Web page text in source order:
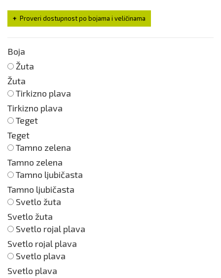
Proveri dostupnost po bojama i veličinama
Boja
Žuta
Žuta
Tirkizno plava
Tirkizno plava
Teget
Teget
Tamno zelena
Tamno zelena
Tamno ljubičasta
Tamno ljubičasta
Svetlo žuta
Svetlo žuta
Svetlo rojal plava
Svetlo rojal plava
Svetlo plava
Svetlo plava